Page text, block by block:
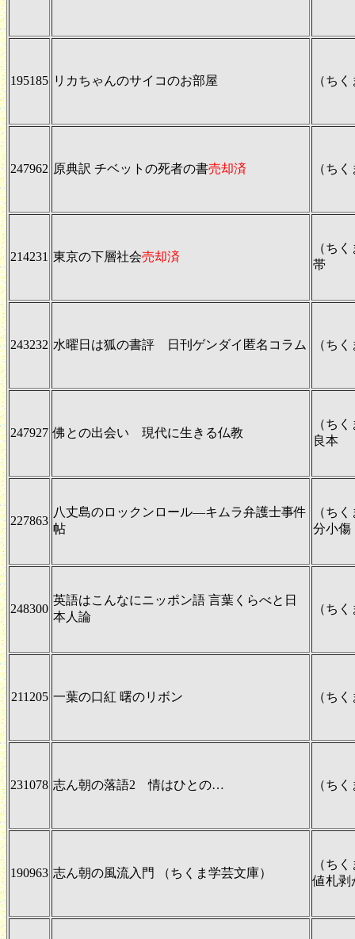
195185 リカちゃんのサイコのお部屋 （ち
247962 原典訳 チベットの死者の書売却済 （ち
214231 東京の下層社会売却済
（ち
帯
243232 水曜日は狐の書評 日刊ゲンダイ匿名コラム （ち
247927 佛との出会い 現代に生きる仏教
（ち
良本
227863
八丈島のロックンロール―キムラ弁護士事件
帖
（ち
分小傷
248300
英語はこんなにニッポン語 言葉くらべと日
本人論
（ち
211205 一葉の口紅 曙のリボン （ち
231078 志ん朝の落語2 情はひとの… （ち
190963 志ん朝の風流入門 （ちくま学芸文庫）
（ち
値札剥